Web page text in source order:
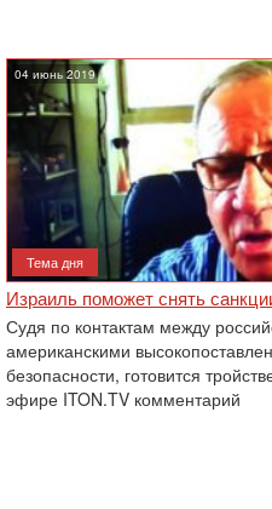
04 июнь 2019
Тема дня
Израиль поможет снять
Судя по контактам между
американскими
безопасности, готовится
эфире ITON.TV комментарий